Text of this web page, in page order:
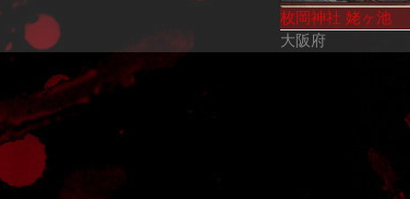
枚岡神社 姥ヶ池
大阪府